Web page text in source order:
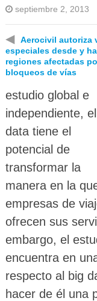
septiembre 2, 2013
◀
Aerocivil autoriza
especiales desde y
regiones afectadas
bloqueos de vías
estudio global e
independiente,
data tiene el
potencial de
transformar la
manera en la
empresas de
ofrecen sus
embargo, el
encuentra en
respecto al big
hacer de él una